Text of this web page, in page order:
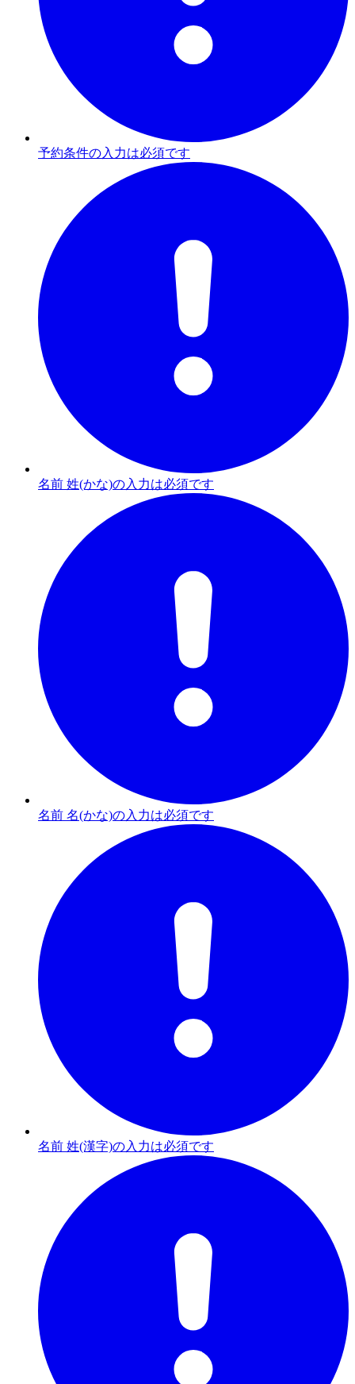
予約条件の入力は必須です
名前 姓(かな)の入力は必須です
名前 名(かな)の入力は必須です
名前 姓(漢字)の入力は必須です